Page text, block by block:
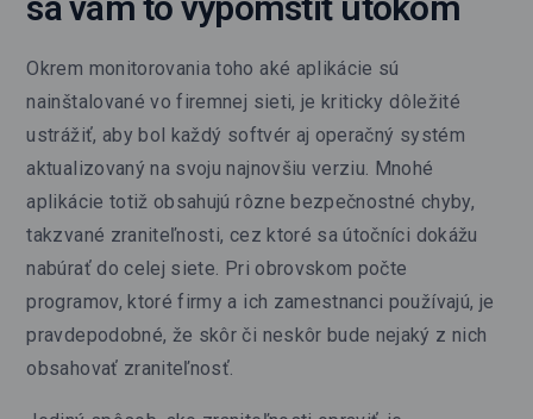
Okrem monitorovania toho aké aplikácie sú
nainštalované vo firemnej sieti, je kriticky dôležité
ustrážiť, aby bol každý softvér aj operačný systém
aktualizovaný na svoju najnovšiu verziu. Mnohé
aplikácie totiž obsahujú rôzne bezpečnostné chyby,
takzvané zraniteľnosti, cez ktoré sa útočníci dokážu
nabúrať do celej siete. Pri obrovskom počte
programov, ktoré firmy a ich zamestnanci používajú, je
pravdepodobné, že skôr či neskôr bude nejaký z nich
obsahovať zraniteľnosť.